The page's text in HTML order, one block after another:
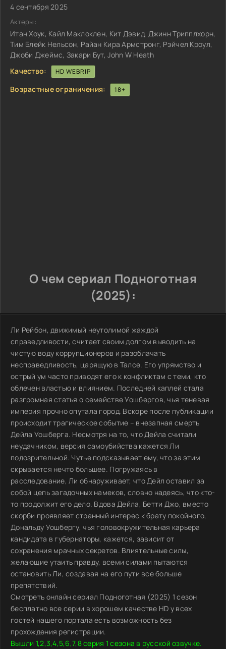
4 сентября 2025
Актеры:
Итан Хоук, Кайл Маклоклен, Кит Дэвид, Джинн Трипплхорн,
Тим Блейк Нельсон, Райан Кира Армстронг, Рэйчел Кроул,
Джоби Джеймс, Закари Бут, John W Heath
Качество:
HD WEBRIP
Возрастные ограничения: 18+
О чем сериал Подноготная
(2025):
Ли Рейбон, движимый неутолимой жаждой
справедливости, считает своим долгом выводить на
чистую воду коррупционеров и разоблачать
несправедливость, царящую в Талсе. Его упрямство и
острый ум часто приводят его к конфликтам с теми, кто
облечен властью и влиянием. Последней каплей стала
разгромная статья о семействе Уошбергов, чья теневая
империя прочно опутала город. Вскоре после публикации
происходит трагическое событие – внезапная смерть
Дейла Уошберга. Несмотря на то, что Дейла считали
неудачником, версия самоубийства кажется Ли
подозрительной. Чутье подсказывает ему, что за этим
скрывается нечто большее. Погружаясь в
расследование, Ли обнаруживает, что Дейл оставил за
собой цепь загадочных намеков, словно надеясь, что кто-
то продолжит его дело. Вдова Дейла, Бетти Джо, вместо
скорби проявляет странный интерес к брату покойного,
Дональду Уошбергу, чья головокружительная карьера
кандидата в губернаторы, кажется, зависит от
сохранения мрачных секретов. Влиятельные силы,
желающие утаить правду, всеми силами пытаются
остановить Ли, создавая на его пути все больше
препятствий.
Смотреть онлайн сериал Подноготная (2025) 1 сезон
бесплатно все серии в хорошем качестве HD у всех
гостей нашего портала есть возможность без
прохождения регистрации.
Вышли 1,2,3,4,5,6,7,8 серия 1 сезона в русской озвучке.